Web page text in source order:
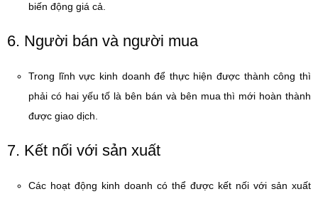
biến động giá cả.
6. Người bán và người mua
Trong lĩnh vực kinh doanh để thực hiện được thành công thì
phải có hai yếu tố là bên bán và bên mua thì mới hoàn thành
được giao dịch.
7. Kết nối với sản xuất
Các hoạt động kinh doanh có thể được kết nối với sản xuất